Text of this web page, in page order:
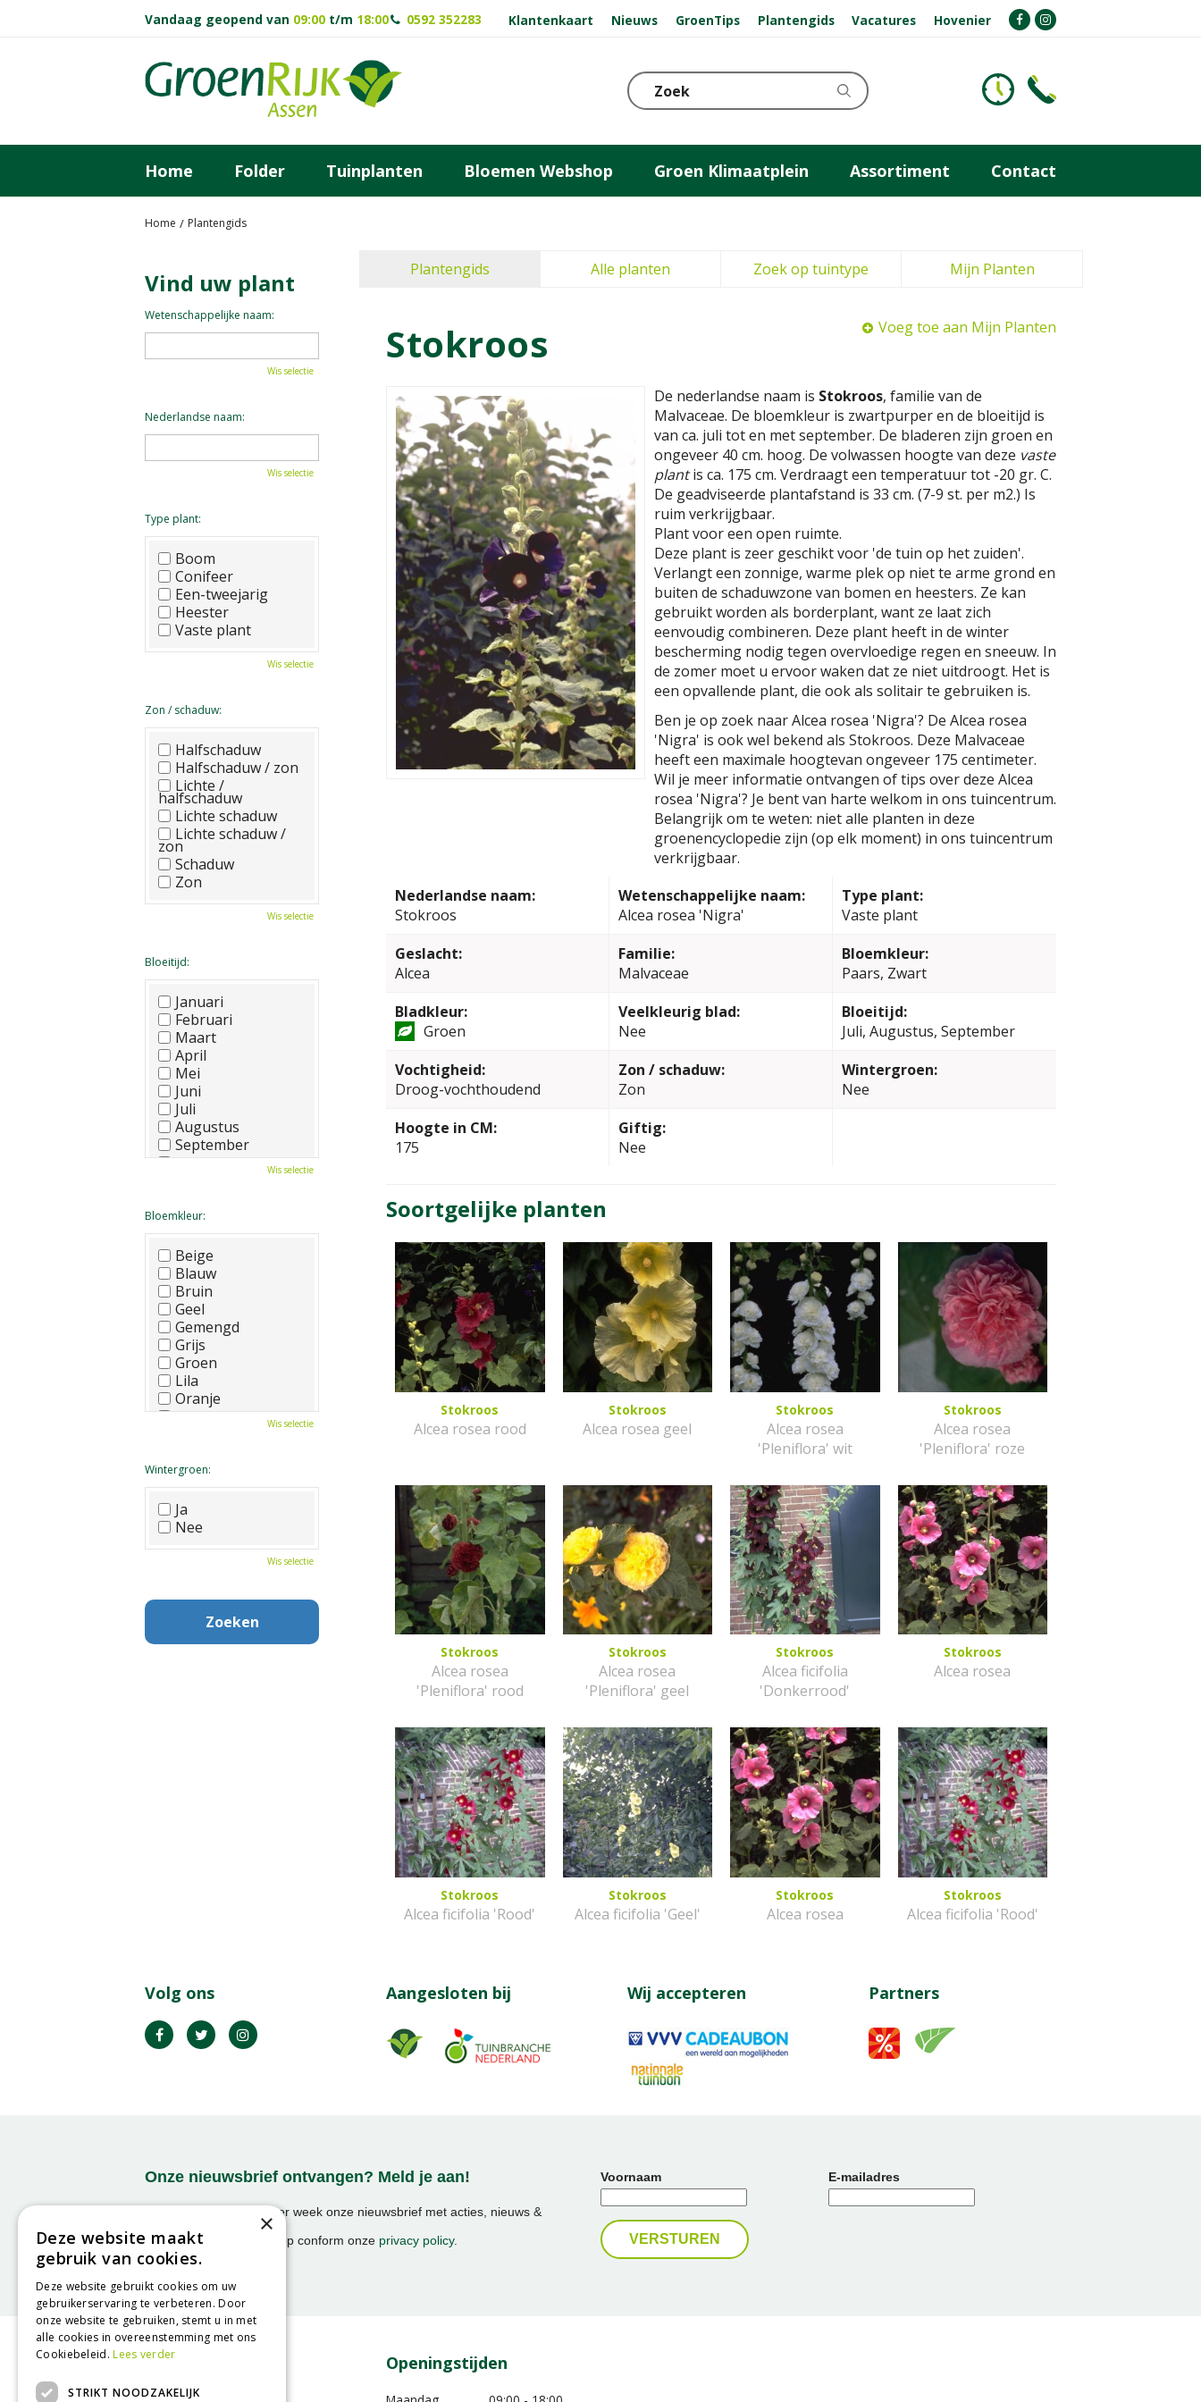
Home Plantengids
Vandaag geopend van 09:00 t/m 18:00 0592 352283 Klantenkaart Nieuws GroenTips Plantengids Vacatures Hovenier
Home Folder Tuinplanten Bloemen Webshop Groen Klimaatplein Assortiment Contact
Plantengids Alle planten Zoek op tuintype Mijn Planten
Stokroos Voeg toe aan Mijn Planten
De nederlandse naam is Stokroos, familie van de
Malvaceae. De bloemkleur is zwartpurper en de bloeitijd is
van ca. juli tot en met september. De bladeren zijn groen en
ongeveer 40 cm. hoog. De volwassen hoogte van deze vaste
plantis ca. 175 cm. Verdraagt een temperatuur tot -20 gr. C.
De geadviseerde plantafstand is 33 cm. (7-9 st. per m2.) Is
ruim verkrijgbaar.
Plant voor een open ruimte.
Deze plant is zeer geschikt voor 'de tuin op het zuiden'.
Verlangt een zonnige, warme plek op niet te arme grond en
buiten de schaduwzone van bomen en heesters. Ze kan
gebruikt worden als borderplant, want ze laat zich
eenvoudig combineren. Deze plant heeft in de winter
bescherming nodig tegen overvloedige regen en sneeuw. In
de zomer moet u ervoor waken dat ze niet uitdroogt. Het is
een opvallende plant, die ook als solitair te gebruiken is.
Ben je op zoek naar Alcea rosea 'Nigra'? De Alcea rosea
'Nigra' is ook wel bekend als Stokroos. Deze Malvaceae
heeft een maximale hoogtevan ongeveer 175 centimeter.
Wil je meer informatie ontvangen of tips over deze Alcea
rosea 'Nigra'? Je bent van harte welkom in ons tuincentrum.
Belangrijk om te weten: niet alle planten in deze
groenencyclopedie zijn (op elk moment) in ons tuincentrum
verkrijgbaar.
Nederlandse naam:
Stokroos
Wetenschappelijke naam:
Alcea rosea 'Nigra'
Type plant:
Vaste plant
Geslacht:
Alcea
Familie:
Malvaceae
Bloemkleur:
Paars, Zwart
Bladkleur:
Groen
Veelkleurig blad:
Nee
Bloeitijd:
Juli, Augustus, September
Vochtigheid:
Droog-vochthoudend
Zon / schaduw:
Zon
Wintergroen:
Nee
Hoogte in CM:
175
Giftig:
Nee
Soortgelijke planten
Stokroos
Alcea rosea rood
Stokroos
Alcea rosea geel
Stokroos
Alcea rosea
'Pleniflora' wit
Stokroos
Alcea rosea
'Pleniflora' roze
Stokroos
Alcea rosea
'Pleniflora' rood
Stokroos
Alcea rosea
'Pleniflora' geel
Stokroos
Alcea ficifolia
'Donkerrood'
Stokroos
Alcea rosea
Stokroos
Alcea ficifolia 'Rood'
Stokroos
Alcea ficifolia 'Geel'
Stokroos
Alcea rosea
Stokroos
Alcea ficifolia 'Rood'
Vind uw plant
Wetenschappelijke naam:
Wis selectie
Nederlandse naam:
Wis selectie
Type plant:
Boom
Conifeer
Een-tweejarig
Heester
Vaste plant
Wis selectie
Zon / schaduw:
Halfschaduw
Halfschaduw / zon
Lichte /
halfschaduw
Lichte schaduw
Lichte schaduw /
zon
Schaduw
Zon
Wis selectie
Bloeitijd:
Januari
Februari
Maart
April
Mei
Juni
Juli
Augustus
September
Oktober
Wis selectie
Bloemkleur:
Beige
Blauw
Bruin
Geel
Gemengd
Grijs
Groen
Lila
Oranje
Paars
Wit
Zwart
Wis selectie
Wintergroen:
Ja
Nee
Wis selectie
Volg ons Aangesloten bij Wij accepteren Partners
Onze nieuwsbrief ontvangen? Meld je aan!
Ontvang ongeveer 1x per week onze nieuwsbrief met acties, nieuws &
We slaan uw gegevens op conform onze privacy policy.
Voornaam E-mailadres
Contact Openingstijden
×
Deze website maakt
gebruik van cookies.
Deze website gebruikt cookies om uw
gebruikerservaring te verbeteren. Door
onze website te gebruiken, stemt u in met
alle cookies in overeenstemming met ons
Cookiebeleid.Lees verder
STRIKT NOODZAKELIJK